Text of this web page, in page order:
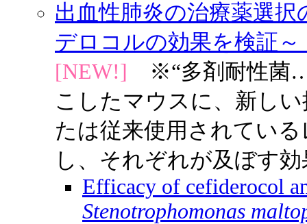
出血性肺炎の治療薬選
デロコルの効果を検証～
[NEW!] ※“多剤耐性菌…
こしたマウスに、新し
たは従来使用されてい
し、それぞれが及ぼす
Efficacy of cefiderocol
Stenotrophomonas